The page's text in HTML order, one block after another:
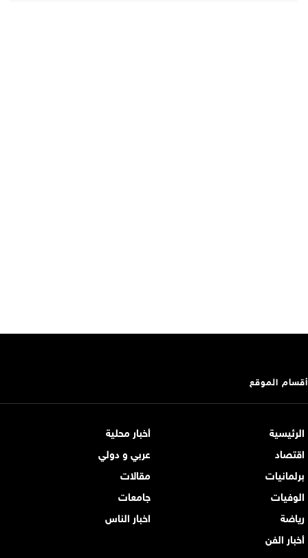
أقسام الموقع
الرئيسية
أخبار محلية
اقتصاد
عربي و دولي
برلمانيات
مقالات
الوفيات
جامعات
رياضة
اخبار الناس
أخبار الفن